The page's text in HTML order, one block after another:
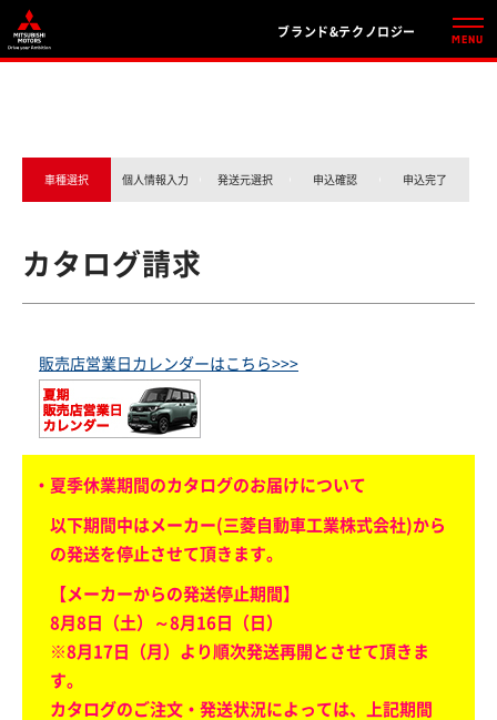
ブランド&テクノロジー
車種選択 個人情報入力 発送元選択 申込確認 申込完了
カタログ請求
販売店営業日カレンダーはこちら>>>
・夏季休業期間のカタログのお届けについて
以下期間中はメーカー(三菱自動車工業株式会社)から
の発送を停止させて頂きます。
【メーカーからの発送停止期間】
8月8日（土）～8月16日（日）
※8月17日（月）より順次発送再開とさせて頂きま
す。
カタログのご注文・発送状況によっては、上記期間